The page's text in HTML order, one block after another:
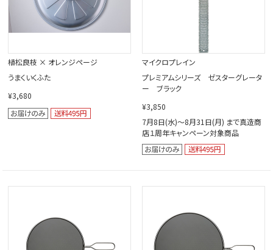
植松良枝 × オレンジページ
うまくいくふた
¥3,680
マイクロプレイン
プレミアムシリーズ ゼスターグレータ
ー ブラック
¥3,850
7月8日(水)～8月31日(月) まで真造商
店１周年キャンペーン対象商品